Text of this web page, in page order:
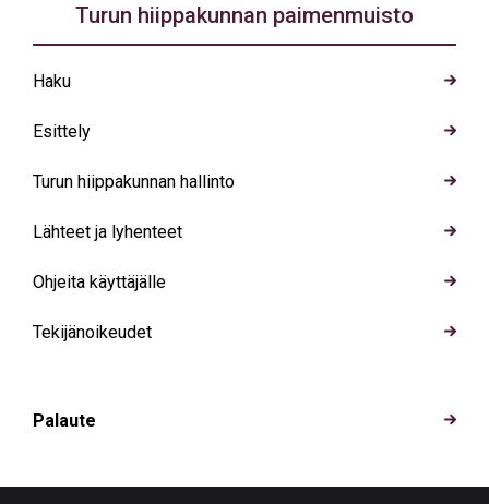
nimelläTurun hiippakunnan paimenmuisto
Haku
Esittely
Turun hiippakunnan hallinto
Lähteet ja lyhenteet
Ohjeita käyttäjälle
Tekijänoikeudet
Palaute